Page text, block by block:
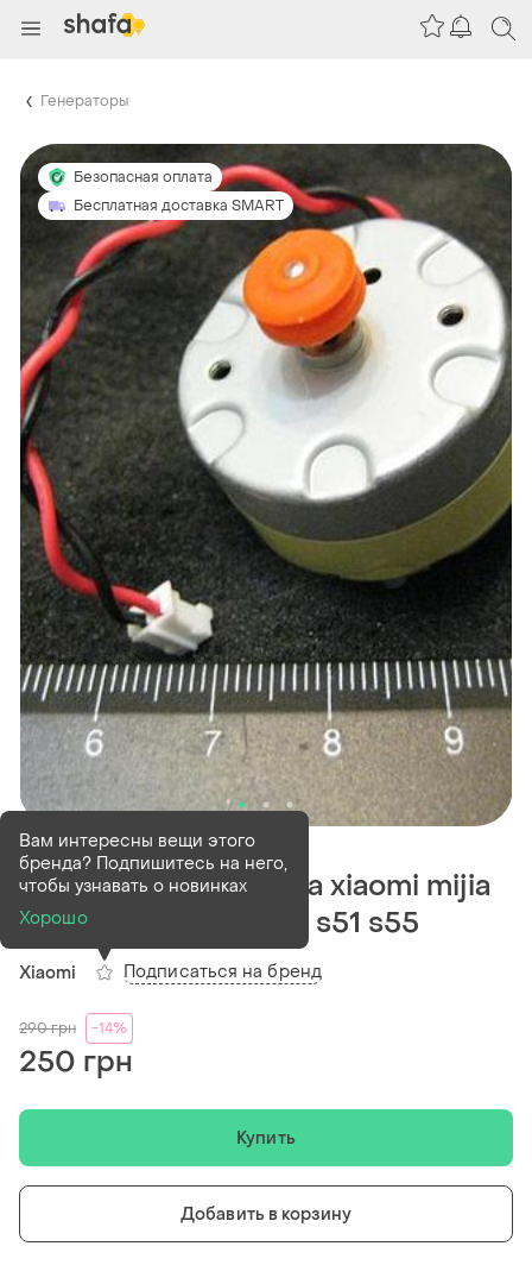
Генераторы
Безопасная оплата
Бесплатная доставка SMART
В наличии6 шт
Двигун мотор лідара xiaomi mijia
1st 2st roborock s50 s51 s55
Xiaomi
Вам интересны вещи этого
бренда? Подпишитесь на него,
чтобы узнавать о новинках
Хорошо
Подписаться на бренд
290грн -14%
250 грн
Купить
Добавить в корзину